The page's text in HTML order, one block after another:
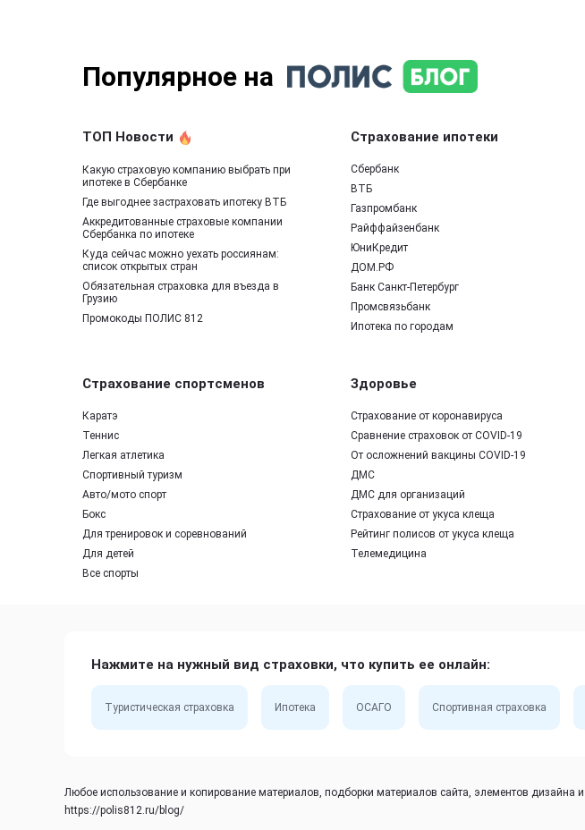
Популярное на
ТОП Новости
Какую страховую компанию выбрать при
ипотеке в Сбербанке
Где выгоднее застраховать ипотеку ВТБ
Аккредитованные страховые компании
Сбербанка по ипотеке
Куда сейчас можно уехать россиянам:
список открытых стран
Обязательная страховка для въезда в
Грузию
Промокоды ПОЛИС 812
Страхование ипотеки
Сбербанк
ВТБ
Газпромбанк
Райффайзенбанк
ЮниКредит
ДОМ.РФ
Банк Санкт-Петербург
Промсвязьбанк
Ипотека по городам
Страхование спортсменов
Каратэ
Теннис
Легкая атлетика
Спортивный туризм
Авто/мото спорт
Бокс
Для тренировок и соревнований
Для детей
Все спорты
Здоровье
Страхование от коронавируса
Сравнение страховок от COVID-19
От осложнений вакцины COVID-19
ДМС
ДМС для организаций
Страхование от укуса клеща
Рейтинг полисов от укуса клеща
Телемедицина
Нажмите на нужный вид страховки, что купить ее онлайн:
Туристическая страховка Ипотека ОСАГО Спортивная страховка
Любое использование и копирование материалов, подборки материалов сайта, элементов
https://polis812.ru/blog/